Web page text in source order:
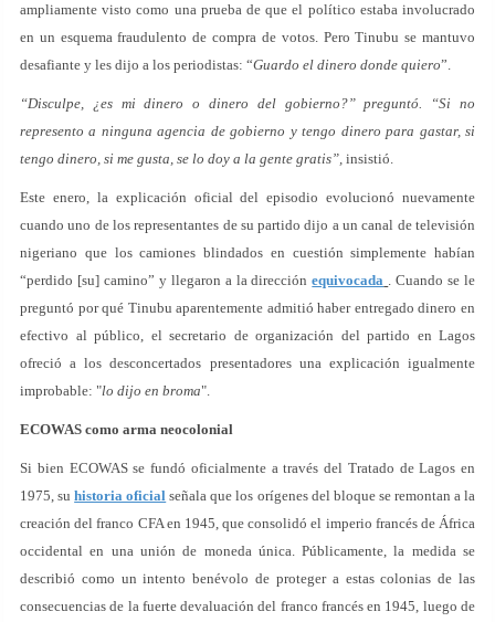
ampliamente visto como una prueba de que el político estaba involucrado
en un esquema fraudulento de compra de votos. Pero Tinubu se mantuvo
desafiante y les dijo a los periodistas: “Guardo el dinero donde quiero”.
“Disculpe, ¿es mi dinero o dinero del gobierno?” preguntó. “Si no
represento a ninguna agencia de gobierno y tengo dinero para gastar, si
tengo dinero, si me gusta, se lo doy a la gente gratis”, insistió.
Este enero, la explicación oficial del episodio evolucionó nuevamente
cuando uno de los representantes de su partido dijo a un canal de televisión
nigeriano que los camiones blindados en cuestión simplemente habían
“perdido [su] camino” y llegaron a la direcciónequivocada . Cuando se le
preguntó por qué Tinubu aparentemente admitió haber entregado dinero en
efectivo al público, el secretario de organización del partido en Lagos
ofreció a los desconcertados presentadores una explicación igualmente
improbable: "lo dijo en broma".
ECOWAS como arma neocolonial
Si bien ECOWAS se fundó oficialmente a través del Tratado de Lagos en
1975, suhistoria oficial señala que los orígenes del bloque se remontan a la
creación del franco CFA en 1945, que consolidó el imperio francés de África
occidental en una unión de moneda única. Públicamente, la medida se
describió como un intento benévolo de proteger a estas colonias de las
consecuencias de la fuerte devaluación del franco francés en 1945, luego de